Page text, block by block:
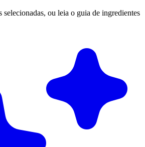
selecionadas, ou leia o guia de ingredientes